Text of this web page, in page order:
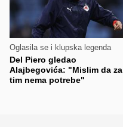
Oglasila se i klupska legenda
Del Piero gledao
Alajbegovića: "Mislim da za
tim nema potrebe"